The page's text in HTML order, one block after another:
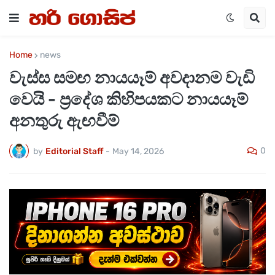
Home news
වැස්ස සමඟ නායයෑම් අවදානම වැඩි
වෙයි - ප්‍රදේශ කිහිපයකට නායයෑම්
අනතුරු ඇඟවීම්
by Editorial Staff - May 14, 2026 0